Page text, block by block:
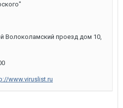
Волоколамский проезд дом 10,
www.viruslist.ru